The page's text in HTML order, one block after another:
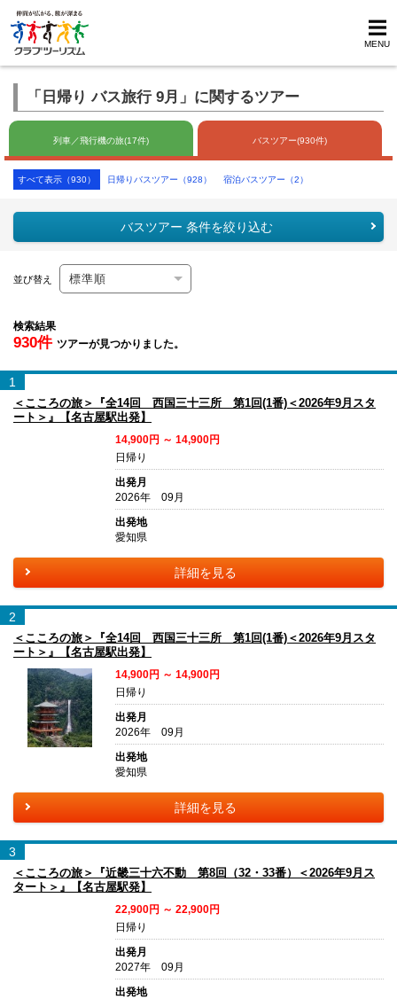
MENU
「日帰り バス旅行 9月」に関するツアー
列車／飛行機の旅(17件) バスツアー(930件)
すべて表示（930） 日帰りバスツアー（928） 宿泊バスツアー（2）
バスツアー 条件を絞り込む
並び替え
検索結果
930件 ツアーが見つかりました。
1
＜こころの旅＞『全14回 西国三十三所 第1回(1番)＜2026年9月スタ
ート＞』【名古屋駅出発】
14,900円 ～ 14,900円
日帰り
出発月
2026年 09月
出発地
愛知県
詳細を見る
2
＜こころの旅＞『全14回 西国三十三所 第1回(1番)＜2026年9月スタ
ート＞』【名古屋駅出発】
14,900円 ～ 14,900円
日帰り
出発月
2026年 09月
出発地
愛知県
詳細を見る
3
＜こころの旅＞『近畿三十六不動 第8回（32・33番）＜2026年9月ス
タート＞』【名古屋駅発】
22,900円 ～ 22,900円
日帰り
出発月
2027年 09月
出発地